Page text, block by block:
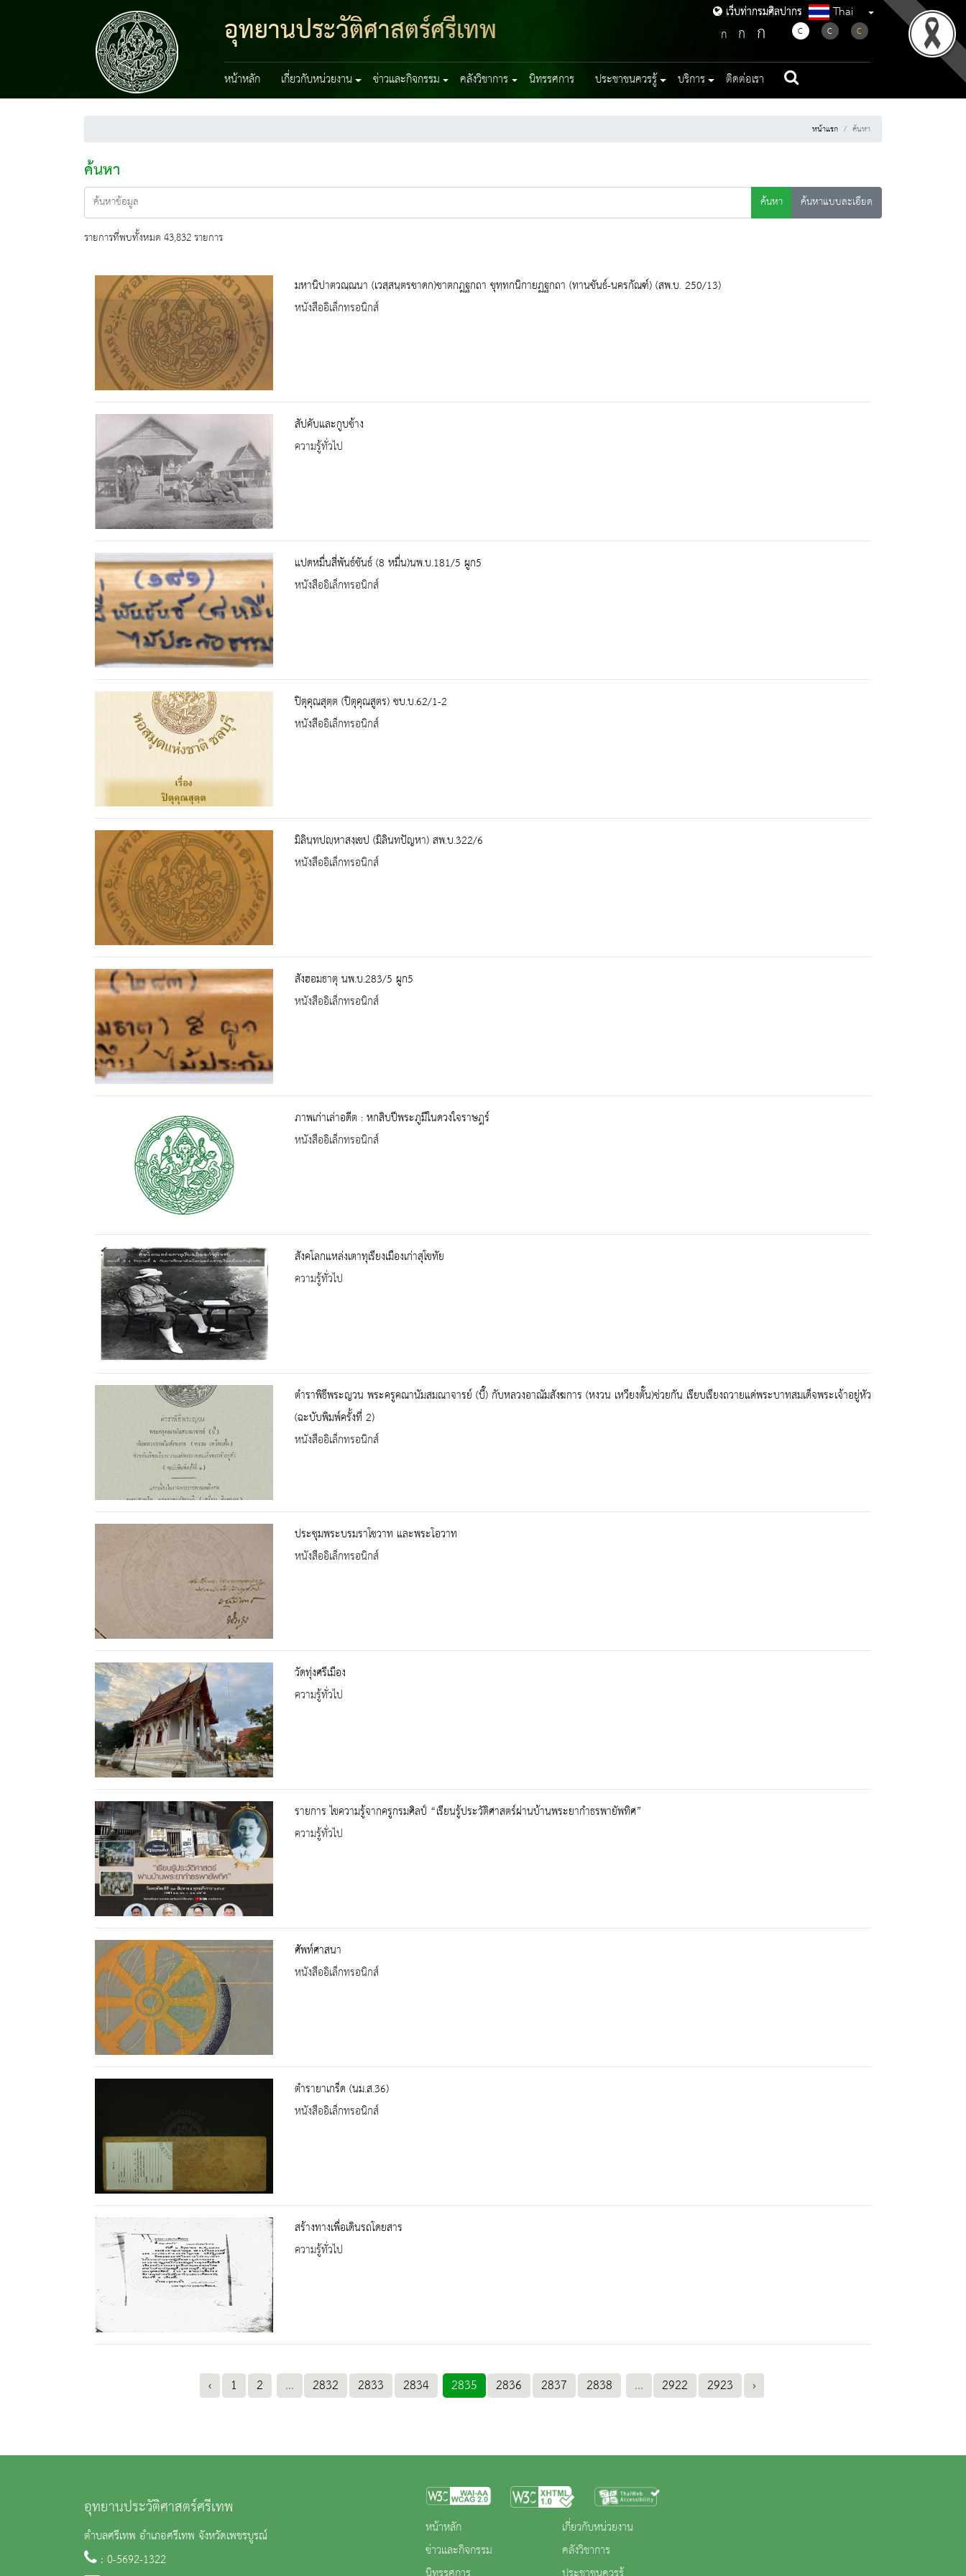
เว็บท่ากรมศิลปากร
อุทยานประวัติศาสตร์ศรีเทพ เว็บท่ากรมศิลปากร Thai
ก ก ก C C C
หน้าหลัก เกี่ยวกับหน่วยงาน ข่าวและกิจกรรม คลังวิชาการ นิทรรศการ ประชาชนควรรู้ บริการ ติดต่อเรา
หน้าแรก ค้นหา
ค้นหา
ค้นหา
ค้นหาแบบละเอียด
รายการที่พบทั้งหมด 43,832 รายการ
มหานิปาตวณฺณนา (เวสฺสนฺตรชาดก)ชาตกฎฐกถา ขุทฺทกนิกายฏฐกถา (ทานขันธ์-นครกัณฑ์) (สพ.บ. 250/13)
หนังสืออิเล็กทรอนิกส์
สัปคับและกูบช้าง
ความรู้ทั่วไป
แปดหมื่นสี่พันธ์ขันธ์ (8 หมื่น)นพ.บ.181/5 ผูก5
หนังสืออิเล็กทรอนิกส์
ปิตุคุณสุตฺต (ปิตุคุณสูตร) ชบ.บ.62/1-2
หนังสืออิเล็กทรอนิกส์
มิลินฺทปญฺหาสงฺเขป (มิลินทปัญหา) สพ.บ.322/6
หนังสืออิเล็กทรอนิกส์
สังฮอมธาตุ นพ.บ.283/5 ผูก5
หนังสืออิเล็กทรอนิกส์
ภาพเก่าเล่าอดีต : หกสิบปีพระภูมีในดวงใจราษฎร์
หนังสืออิเล็กทรอนิกส์
สังคโลกแหล่งเตาทุเรียงเมืองเก่าสุโขทัย
ความรู้ทั่วไป
ตำราพิธีพระญวน พระครูคณานัมสมณาจารย์ (บี๊) กับหลวงอาณัมสังฆการ (หงวน เหวียงตั๊น)ช่วยกัน เรียบเรียงถวายแด่พระบาทสมเด็จพระเจ้าอยู่หัว
(ฉะบับพิมพ์ครั้งที่ 2)
หนังสืออิเล็กทรอนิกส์
ประชุมพระบรมราโชวาท และพระโอวาท
หนังสืออิเล็กทรอนิกส์
วัดทุ่งศรีเมือง
ความรู้ทั่วไป
รายการ ไขความรู้จากครูกรมศิลป์ “เรียนรู้ประวัติศาสตร์ผ่านบ้านพระยากำธรพายัพทิศ”
ความรู้ทั่วไป
ศัพท์ศาสนา
หนังสืออิเล็กทรอนิกส์
ตำรายาเกร็ด (นม.ส.36)
หนังสืออิเล็กทรอนิกส์
สร้างทางเพื่อเดินรถโดยสาร
ความรู้ทั่วไป
‹ 1 2 ... 2832 2833 2834 2835 2836 2837 2838 ... 2922 2923 ›
อุทยานประวัติศาสตร์ศรีเทพ
ตำบลศรีเทพ อำเภอศรีเทพ จังหวัดเพชรบูรณ์
: 0-5692-1322
หน้าหลัก
ข่าวและกิจกรรม
เกี่ยวกับหน่วยงาน
คลังวิชาการ